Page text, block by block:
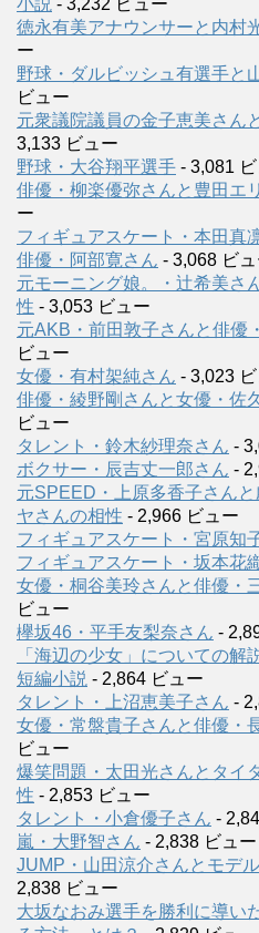
徳永有美アナウンサーと内村
ー
野球・ダルビッシュ有選手と
ビュー
元衆議院議員の金子恵美さん
3,133 ビュー
野球・大谷翔平選手 - 3,081
俳優・柳楽優弥さんと豊田エ
ー
フィギュアスケート・本田真
俳優・阿部寛さん - 3,068 ビ
元モーニング娘。・辻希美さ
性 - 3,053 ビュー
元AKB・前田敦子さんと俳優
ビュー
女優・有村架純さん - 3,023
俳優・綾野剛さんと女優・佐
ビュー
タレント・鈴木紗理奈さん -
ボクサー・辰吉丈一郎さん -
元SPEED・上原多香子さん
ヤさんの相性 - 2,966 ビュー
フィギュアスケート・宮原知
フィギュアスケート・坂本花
女優・桐谷美玲さんと俳優・
ビュー
欅坂46・平手友梨奈さん -
「海辺の少女」についての解
短編小説 - 2,864 ビュー
タレント・上沼恵美子さん -
女優・常盤貴子さんと俳優・
ビュー
爆笑問題・太田光さんとタイ
性 - 2,853 ビュー
タレント・小倉優子さん -
嵐・大野智さん - 2,838 ビュー
JUMP・山田涼介さんとモデ
2,838 ビュー
大坂なおみ選手を勝利に導い